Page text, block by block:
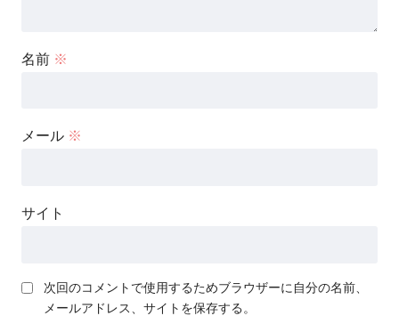
名前 ※
メール ※
サイト
次回のコメントで使用するためブラウザーに自分の名前、
メールアドレス、サイトを保存する。